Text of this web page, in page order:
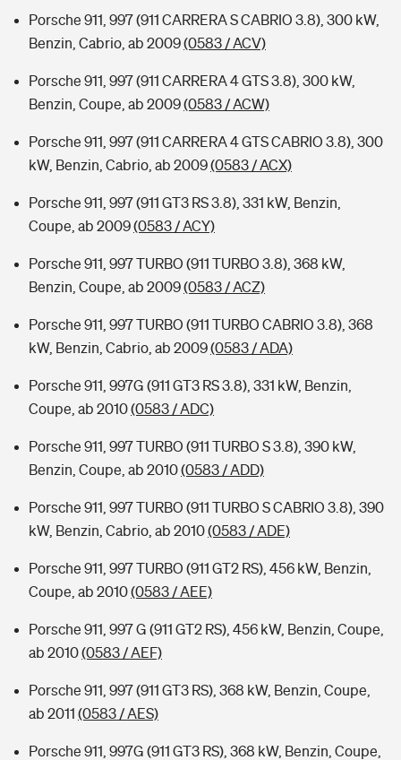
Porsche 911, 997 (911 CARRERA S CABRIO 3.8), 300 kW,
Benzin, Cabrio, ab 2009(0583 / ACV)
Porsche 911, 997 (911 CARRERA 4 GTS 3.8), 300 kW,
Benzin, Coupe, ab 2009(0583 / ACW)
Porsche 911, 997 (911 CARRERA 4 GTS CABRIO 3.8), 300
kW, Benzin, Cabrio, ab 2009(0583 / ACX)
Porsche 911, 997 (911 GT3 RS 3.8), 331 kW, Benzin,
Coupe, ab 2009(0583 / ACY)
Porsche 911, 997 TURBO (911 TURBO 3.8), 368 kW,
Benzin, Coupe, ab 2009(0583 / ACZ)
Porsche 911, 997 TURBO (911 TURBO CABRIO 3.8), 368
kW, Benzin, Cabrio, ab 2009(0583 / ADA)
Porsche 911, 997G (911 GT3 RS 3.8), 331 kW, Benzin,
Coupe, ab 2010(0583 / ADC)
Porsche 911, 997 TURBO (911 TURBO S 3.8), 390 kW,
Benzin, Coupe, ab 2010(0583 / ADD)
Porsche 911, 997 TURBO (911 TURBO S CABRIO 3.8), 390
kW, Benzin, Cabrio, ab 2010(0583 / ADE)
Porsche 911, 997 TURBO (911 GT2 RS), 456 kW, Benzin,
Coupe, ab 2010(0583 / AEE)
Porsche 911, 997 G (911 GT2 RS), 456 kW, Benzin, Coupe,
ab 2010(0583 / AEF)
Porsche 911, 997 (911 GT3 RS), 368 kW, Benzin, Coupe,
ab 2011 (0583 / AES)
Porsche 911, 997G (911 GT3 RS), 368 kW, Benzin, Coupe,